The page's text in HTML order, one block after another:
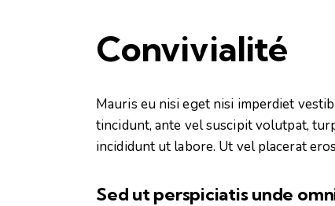
Convivialité
Mauris eu nisi eget nisi imperdiet
tincidunt, ante vel suscipit volutpat,
incididunt ut labore. Ut vel placerat
Sed ut perspiciatis unde